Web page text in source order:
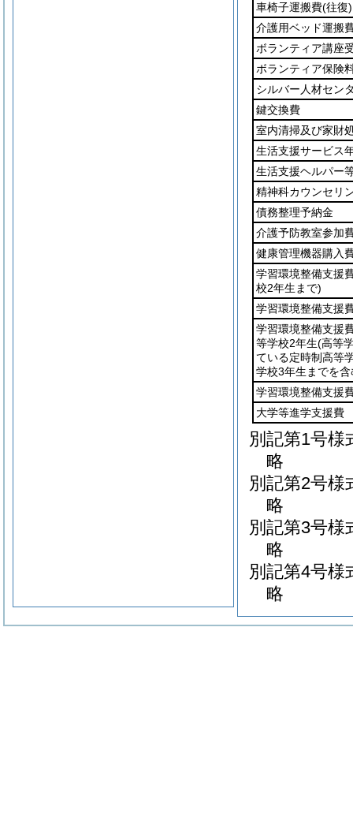
車椅子運搬費(往復)
介護用ベッド運搬
ボランティア講座
ボランティア保険
シルバー人材セン
鍵交換費
室内清掃及び家財
生活支援サービス
生活支援ヘルパー
精神科カウンセリ
債務整理予納金
介護予防教室参加
健康管理機器購入
学習環境整備支援
校2年生まで)
学習環境整備支援
学習環境整備支援
等学校2年生(高等
ている定時制高等
学校3年生までを含
学習環境整備支援
大学等進学支援費
別記第1号様
略
別記第2号様
略
別記第3号様
略
別記第4号様
略